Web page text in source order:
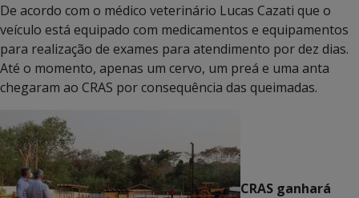
De acordo com o médico veterinário Lucas Cazati que o
veículo está equipado com medicamentos e equipamentos
para realização de exames para atendimento por dez dias.
Até o momento, apenas um cervo, um preá e uma anta
chegaram ao CRAS por consequência das queimadas.
CRAS ganhará